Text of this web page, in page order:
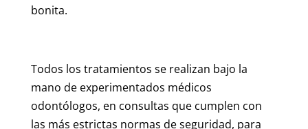
bonita.
Todos los tratamientos se realizan bajo la
mano de experimentados médicos
odontólogos, en consultas que cumplen con
las más estrictas normas de seguridad, para